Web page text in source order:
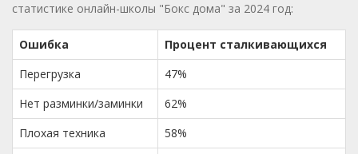
статистике онлайн-школы "Бокс дома" за 2024 год:
Ошибка
Процент сталкивающихся
Перегрузка
47%
Нет разминки/заминки
62%
Плохая техника
58%